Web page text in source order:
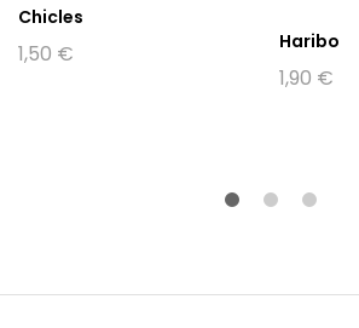
Chicles
1,50 € Haribo
1,90 €